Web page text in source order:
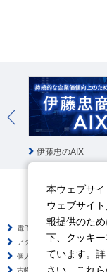
伊藤忠のAIX
電子公告
アクセシビリティポリシー
個人情報保護方針
古物営業法に基づく表示
本ウェブサ
ウェブサイ
報提供のた
下、クッキ
ています。